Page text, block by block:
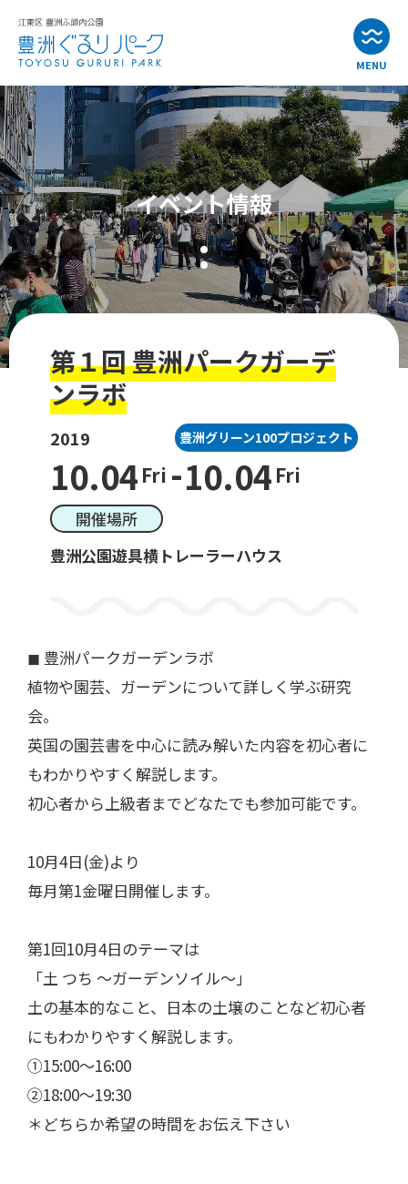
MENU
お知らせ
イベント情報
公園・施設紹介
アクセス
お問い合わせ
一般利用の方へ
公園利用ルール
催しものやロケなどの業務利用をお考えの方
イベント情報
第１回 豊洲パークガーデ
ンラボ
2019 豊洲グリーン100プロジェクト
10.04 Fri -10.04 Fri
開催場所
豊洲公園遊具横トレーラーハウス
◼︎ 豊洲パークガーデンラボ
植物や園芸、ガーデンについて詳しく学ぶ研究
会。
英国の園芸書を中心に読み解いた内容を初心者に
もわかりやすく解説します。
初心者から上級者までどなたでも参加可能です。
10月4日(金)より
毎月第1金曜日開催します。
第1回10月4日のテーマは
「土 つち 〜ガーデンソイル〜」
土の基本的なこと、日本の土壌のことなど初心者
にもわかりやすく解説します。
①15:00〜16:00
②18:00〜19:30
＊どちらか希望の時間をお伝え下さい